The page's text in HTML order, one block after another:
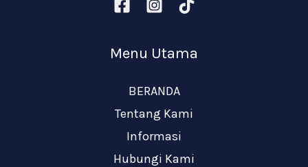
Menu Utama
BERANDA
Tentang Kami
Informasi
Hubungi Kami